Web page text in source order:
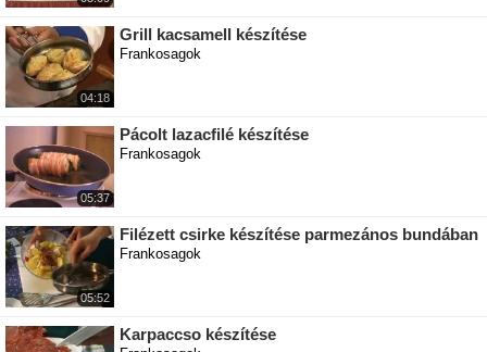
04:18
Grill kacsamell készítése
Frankosagok
05:37
Pácolt lazacfilé készítése
Frankosagok
05:52
Filézett csirke készítése parmezános bundában
Frankosagok
Karpaccso készítése